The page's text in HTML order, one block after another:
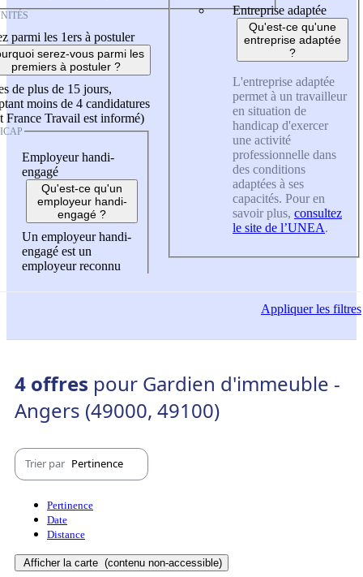
parmi les 1ers à postuler
serez-vous parmi les
premiers à postuler ?
de plus de 15 jours,
moins de 4 candidatures
France Travail est informé)
Employeur handi-
engagé
Qu'est-ce qu'un
employeur handi-
engagé ?
Un employeur handi-
engagé est un
employeur reconnu
Entreprise adaptée
Qu'est-ce qu'une
entreprise adaptée
?
L'entreprise adaptée
permet à un travailleur
en situation de
handicap d'exercer
une activité
professionnelle dans
des conditions
adaptées à ses
capacités. Pour en
savoir plus, consultez
le site de l’UNEA.
Appliquerles filtres
4 offres pour Gardien d'immeuble -
Angers (49000, 49100)
Trier par Pertinence
Pertinence
Date
Distance
Afficher la carte (contenu non-accessible)